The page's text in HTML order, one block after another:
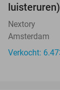
luisteruren)
Nextory
Amsterdam
Verkocht: